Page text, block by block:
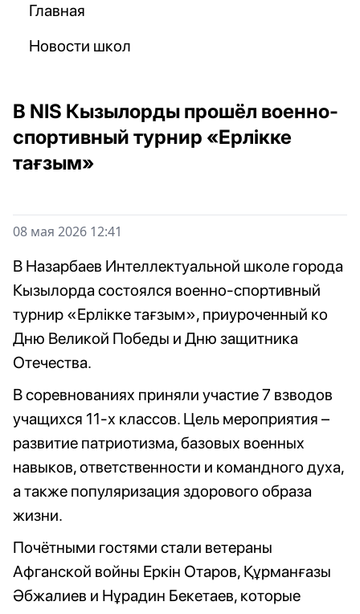
Главная
Новости школ
В NIS Кызылорды прошёл военно-
спортивный турнир «Ерлікке
тағзым»
08 мая 2026 12:41
В Назарбаев Интеллектуальной школе города
Кызылорда состоялся военно-спортивный
турнир «Ерлікке тағзым», приуроченный ко
Дню Великой Победы и Дню защитника
Отечества.
В соревнованиях приняли участие 7 взводов
учащихся 11-х классов. Цель мероприятия –
развитие патриотизма, базовых военных
навыков, ответственности и командного духа,
а также популяризация здорового образа
жизни.
Почётными гостями стали ветераны
Афганской войны Еркін Отаров, Құрманғазы
Әбжалиев и Нұрадин Бекетаев, которые